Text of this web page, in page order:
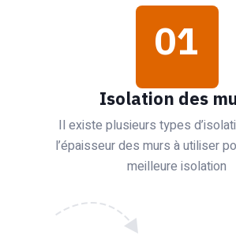
01
Isolation des
Il existe plusieurs types
l’épaisseur des murs à utiliser
meilleure isolation